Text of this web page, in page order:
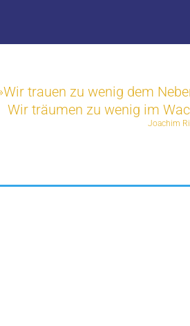
trauen zu wenig dem
Wir träumen zu wenig im
Joachim